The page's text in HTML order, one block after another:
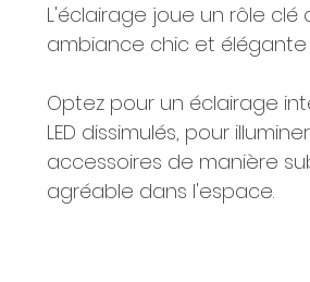
L'éclairage joue un rôle
ambiance chic et élégante
Optez pour un éclairage
LED dissimulés, pour
accessoires de manière
agréable dans l'espace.